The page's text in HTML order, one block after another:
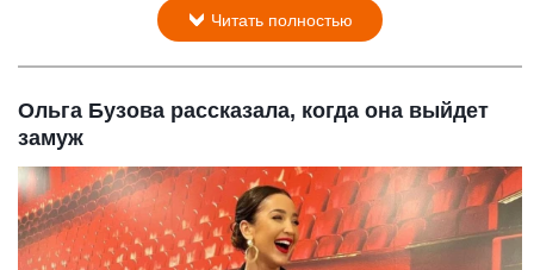
Читать полностью
Ольга Бузова рассказала, когда она выйдет
замуж